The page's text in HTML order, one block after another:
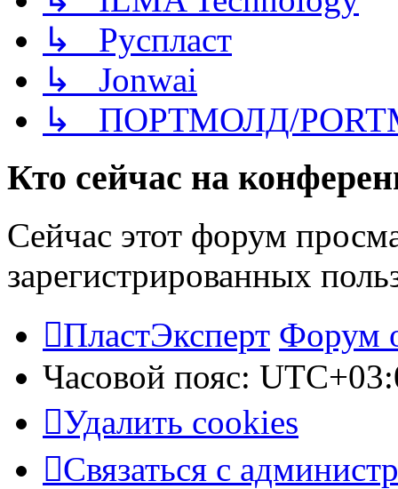
↳ Руспласт
↳ Jonwai
↳ ПОРТМОЛД/
Кто сейчас на
Сейчас этот форум
зарегистрированных
ПластЭксперт Форум
Часовой пояс:
Удалить cookies
Связаться с